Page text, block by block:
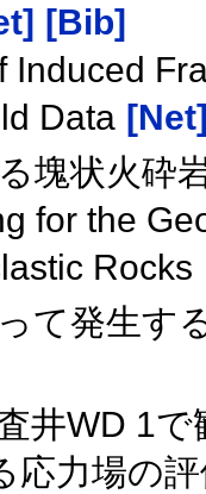
[Bib]
Induced
Data
塊状火砕
for the
Rocks
て発生す
井WD 1
応力場の